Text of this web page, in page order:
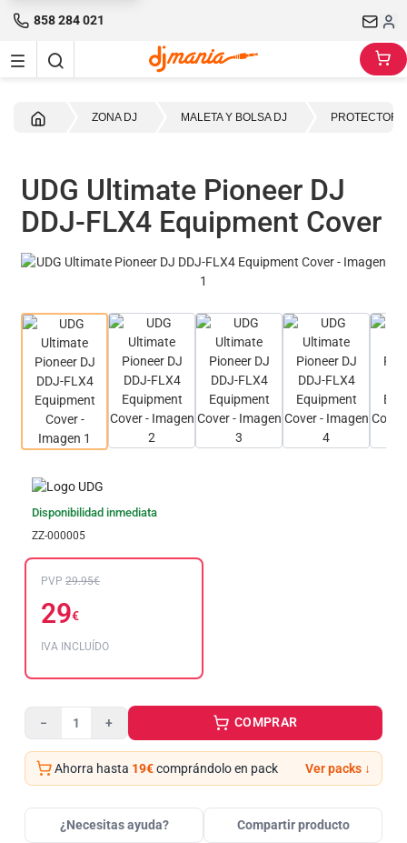
858 284 021
ZONA DJ MALETA Y BOLSA DJ
UDG Ultimate Pioneer DJ
DDJ-FLX4 Equipment Cover
Disponibilidad inmediata
ZZ-000005
PVP 29.95€
29€
IVA INCLUÍDO
− + COMPRAR
Ahorra hasta 19€comprándolo en pack Ver packs ↓
¿Necesitas ayuda? Compartir producto